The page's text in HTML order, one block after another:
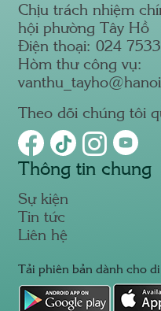
Chịu trách nhiệm
hội phường Tây Hồ
Điện thoại: 024
Hòm thư công vụ:
Theo dõi chúng tôi
Thông tin chung
Sự kiện
Tin tức
Liên hệ
Tải phiên bản dành cho